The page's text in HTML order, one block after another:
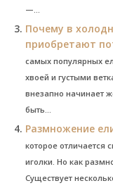
—...
Почему в
приобретают
самых популярных
хвоей и густыми
внезапно начинает
быть...
Размножение
которое отличается
иголки. Но как
Существует